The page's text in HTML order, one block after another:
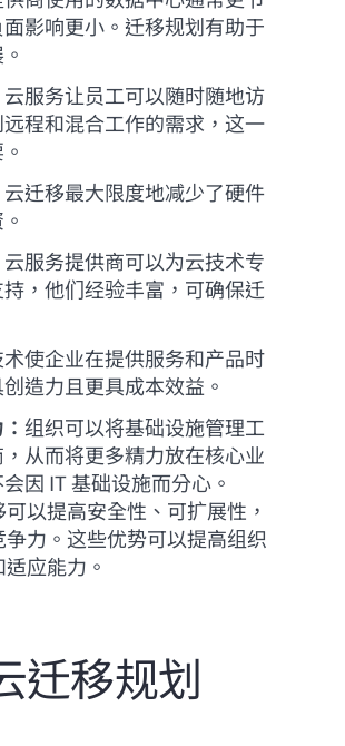
影响更小。迁移规划有助于
云服务让员工可以随时随地访
程和混合工作的需求，这一
云迁移最大限度地减少了硬件
云服务提供商可以为云技术专
，他们经验丰富，可确保迁
使企业在提供服务和产品时
造力且更具成本效益。
组织可以将基础设施管理工
从而将更多精力放在核心业
因 IT 基础设施而分心。
以提高安全性、可扩展性，
力。这些优势可以提高组织
应能力。
迁移规划